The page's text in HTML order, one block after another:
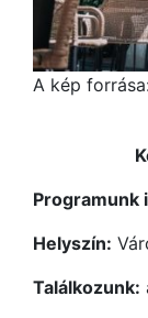
A kép
Programunk
Helyszín:
Találkozunk: